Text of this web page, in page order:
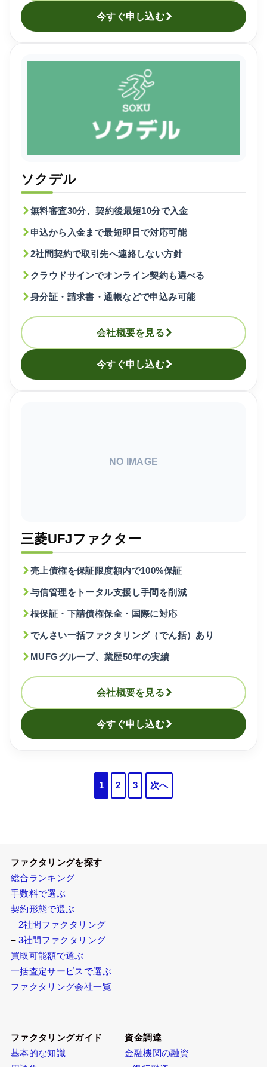
今すぐ申し込む
ソクデル
無料審査30分、契約後最短10分で入金
申込から入金まで最短即日で対応可能
2社間契約で取引先へ連絡しない方針
クラウドサインでオンライン契約も選べる
身分証・請求書・通帳などで申込み可能
会社概要を見る
今すぐ申し込む
NO IMAGE
三菱UFJファクター
売上債権を保証限度額内で100%保証
与信管理をトータル支援し手間を削減
根保証・下請債権保全・国際に対応
でんさい一括ファクタリング（でん括）あり
MUFGグループ、業歴50年の実績
会社概要を見る
今すぐ申し込む
投
稿
1 2 3 次へ
ファクタリングを探す
総合ランキング
手数料で選ぶ
契約形態で選ぶ
– 2社間ファクタリング
– 3社間ファクタリング
買取可能額で選ぶ
一括査定サービスで選ぶ
ファクタリング会社一覧
ファクタリングガイド
基本的な知識
資金調達
金融機関の融資